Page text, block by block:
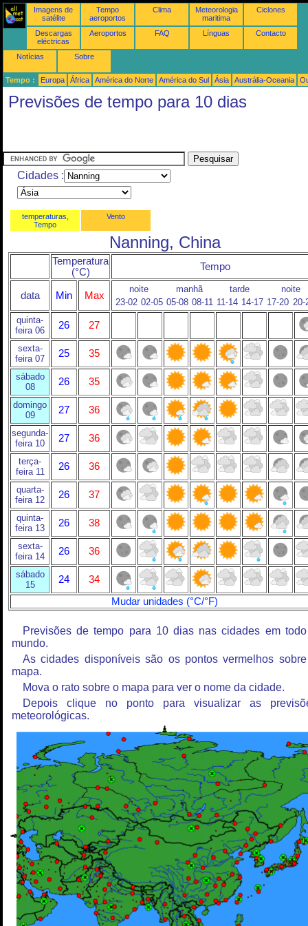
Imagens de
satélite
Tempo
aeroportos
Clima
Meteorologia
maritima
Ciclones
Descargas
eléctricas
Aeroportos FAQ Línguas Contacto
Notícias Sobre
Tempo : Europa África América do Norte América do Sul Ásia Austrália-Oceania
Previsões de tempo para 10 dias
Cidades :
temperaturas,
Tempo
Vento
Nanning, China
Temperatura
(°C)
Tempo
data Min Max
noite manhã tarde
noite
23-02 02-05 05-08 08-11 11-14 14-17 17-20 20-
quinta-
feira 06
26 27
sexta-
feira 07
25 35
sábado
08
26 35
domingo
09
27 36
segunda-
feira 10
27 36
terça-
feira 11
26 36
quarta-
feira 12
26 37
quinta-
feira 13
26 38
sexta-
feira 14
26 36
sábado
15
24
34
Mudar unidades (°C/°F)
Previsões de tempo para 10 dias nas cidades em
mundo.
As cidades disponíveis são os pontos vermelhos
mapa.
Mova o rato sobre o mapa para ver o nome da cidade.
Depois clique no ponto para visualizar as
meteorológicas.